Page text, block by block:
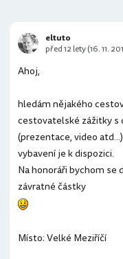
Ahoj,
hledám nějakého
cestovatelské zážitky s
(prezentace, video
vybavení je k dispozici.
Na honoráři bychom
závratné částky
Místo: Velké Meziříčí
eltuto
před 12 lety (16. 11.